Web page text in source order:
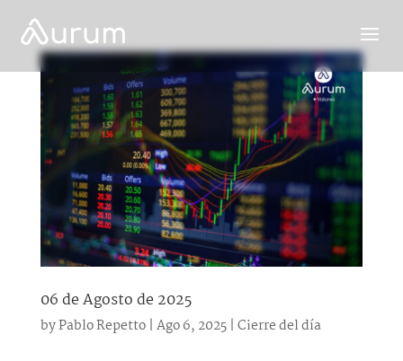
06 de Agosto de 2025
byPablo Repetto| Ago 6, 2025| Cierre del día